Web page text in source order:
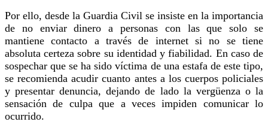
Por ello, desde la Guardia Civil se insiste en la importancia
de no enviar dinero a personas con las que solo se
mantiene contacto a través de internet si no se tiene
absoluta certeza sobre su identidad y fiabilidad. En caso de
sospechar que se ha sido víctima de una estafa de este tipo,
se recomienda acudir cuanto antes a los cuerpos policiales
y presentar denuncia, dejando de lado la vergüenza o la
sensación de culpa que a veces impiden comunicar lo
ocurrido.